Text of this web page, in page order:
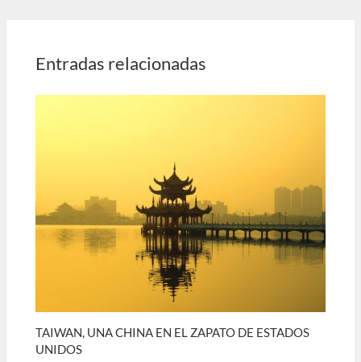
Entradas relacionadas
TAIWAN, UNA CHINA EN EL ZAPATO DE ESTADOS
UNIDOS